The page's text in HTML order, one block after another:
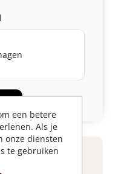
een betere
Als je
onze diensten
te gebruiken